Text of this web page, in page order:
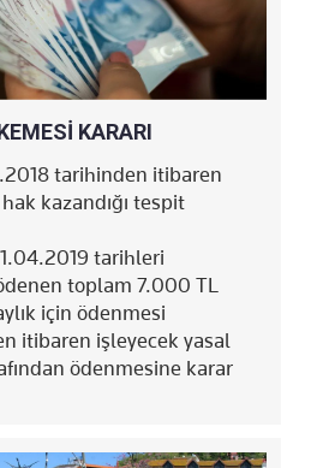
KARARI
tarihinden itibaren
hak kazandığı tespit
tarihleri
toplam 7.000 TL
için ödenmesi
itibaren işleyecek yasal
ödenmesine karar